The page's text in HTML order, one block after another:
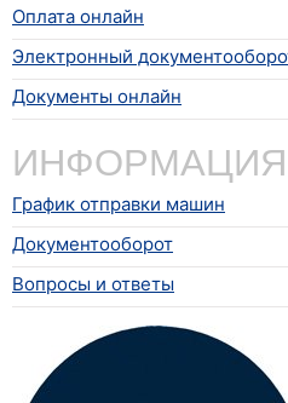
Оплата онлайн
Электронный
Документы онлайн
ИНФОРМАЦИЯ
График отправки машин
Документооборот
Вопросы и ответы